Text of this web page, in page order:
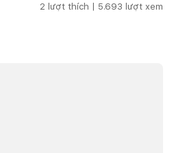
2 lượt thích | 5.693 lượt xem